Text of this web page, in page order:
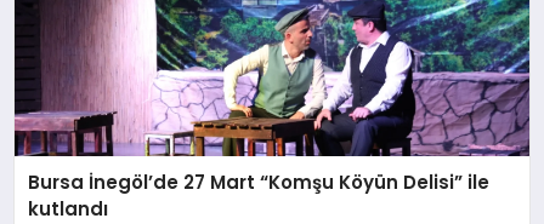
Bursa İnegöl’de 27 Mart “Komşu Köyün Delisi” ile
kutlandı